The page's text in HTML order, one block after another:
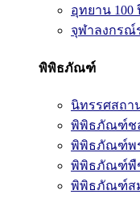
อุทยาน 100
จุฬาลงกรณ์
พิพิธภัณฑ์
นิทรรศสถา
พิพิธภัณฑ์ช
พิพิธภัณฑ์พ
พิพิธภัณฑ์พื
พิพิธภัณฑ์ส